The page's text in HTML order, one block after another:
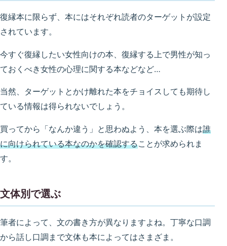
復縁本に限らず、本にはそれぞれ読者のターゲットが設定
されています。
今すぐ復縁したい女性向けの本、復縁する上で男性が知っ
ておくべき女性の心理に関する本などなど…
当然、ターゲットとかけ離れた本をチョイスしても期待し
ている情報は得られないでしょう。
買ってから「なんか違う」と思わぬよう、本を選ぶ際は誰
に向けられている本なのかを確認することが求められま
す。
文体別で選ぶ
筆者によって、文の書き方が異なりますよね。丁寧な口調
から話し口調まで文体も本によってはさまざま。